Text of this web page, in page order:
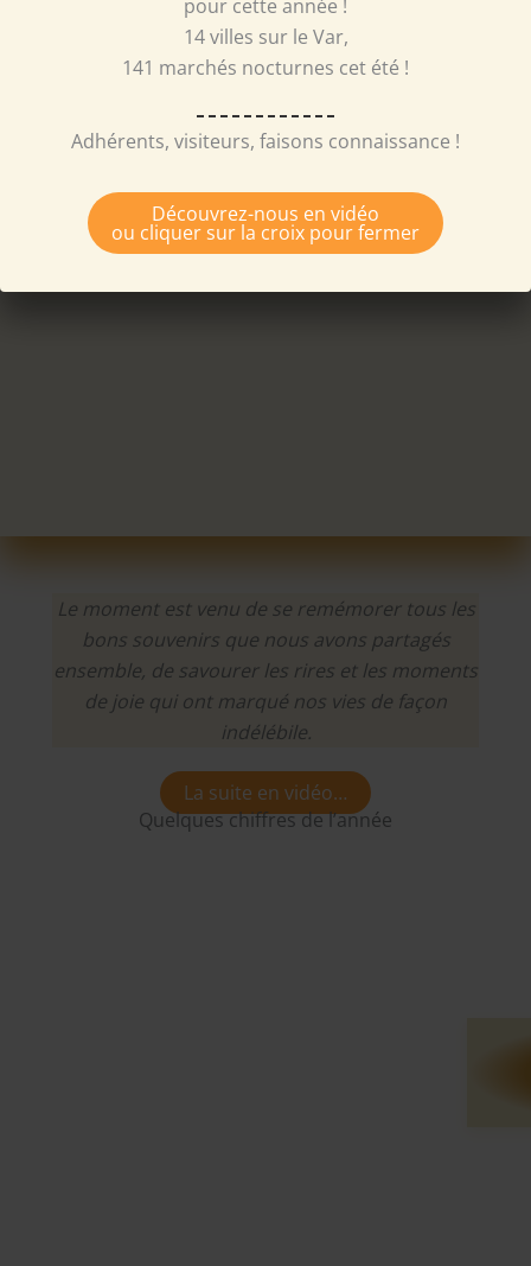
pour cette année !
14 villes sur le Var,
141 marchés nocturnes cet été !
Adhérents, visiteurs, faisons connaissance !
Découvrez-nous en vidéo
ou cliquer sur la croix pour fermer
Promotion des Créateurs locaux
Notre engagement est de promouvoir et de soutenir
les créateurs et producteurs locaux
Le moment est venu de se remémorer tous les
bons souvenirs que nous avons partagés
ensemble, de savourer les rires et les moments
de joie qui ont marqué nos vies de façon
indélébile.
La suite en vidéo…
Quelques chiffres de l’année